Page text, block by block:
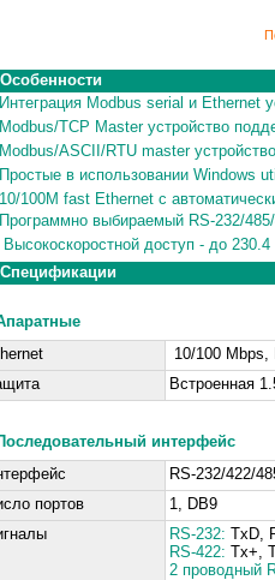
Особенности
Интеграция Modbus serial и Ethernet
Modbus/TCP Master устройство
Modbus/ASCII/RTU master
Простые в использовании Windows
10/100M fast Ethernet с
Программно выбираемый RS-232/
Высокоскоростной доступ - до 230.4
Спецификации
10/100 Mbps,
Встроенная
интерфейс
RS-232/422/
портов
1, DB9
RS-232: TxD,
RS-422: Tx+,
2 проводный